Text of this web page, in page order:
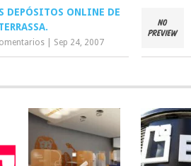
DEPÓSITOS ONLINE DE
Sep 24, 2007